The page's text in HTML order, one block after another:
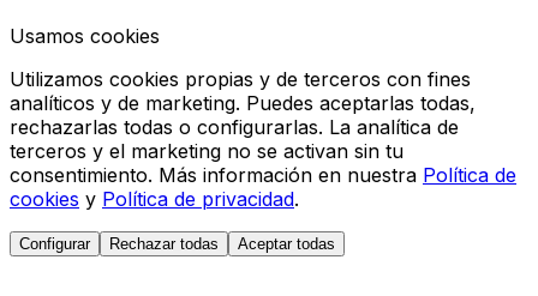
Usamos cookies
Utilizamos cookies propias y de terceros con fines
analíticos y de marketing. Puedes aceptarlas todas,
rechazarlas todas o configurarlas. La analítica de
terceros y el marketing no se activan sin tu
consentimiento. Más información en nuestra Política de
cookies y Política de privacidad.
Configurar Rechazar todas Aceptar todas